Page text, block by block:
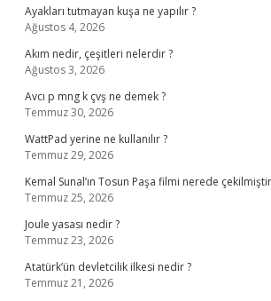
Ayakları tutmayan kuşa ne yapılır ?
Ağustos 4, 2026
Akım nedir, çeşitleri nelerdir ?
Ağustos 3, 2026
Avcı p mng k çvş ne demek ?
Temmuz 30, 2026
WattPad yerine ne kullanılır ?
Temmuz 29, 2026
Kemal Sunal’ın Tosun Paşa filmi nerede
Temmuz 25, 2026
Joule yasası nedir ?
Temmuz 23, 2026
Atatürk’ün devletcilik ilkesi nedir ?
Temmuz 21, 2026